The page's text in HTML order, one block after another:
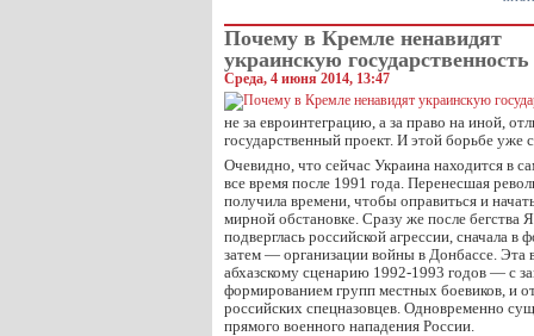
Почему в Кремле ненавидят
украинскую государственность
Среда, 4 июня 2014, 13:47
не за евроинтеграцию, а за право на иной,
государственный проект. И этой борьбе уже
Очевидно, что сейчас Украина находится в
все время после 1991 года. Перенесшая
получила времени, чтобы оправиться и
мирной обстановке. Сразу же после бегства
подверглась российской агрессии, сначала
затем — организации войны в Донбассе. Эта
абхазскому сценарию 1992-1993 годов — с
формированием групп местных боевиков, и
российских спецназовцев. Одновременно
прямого военного нападения России.